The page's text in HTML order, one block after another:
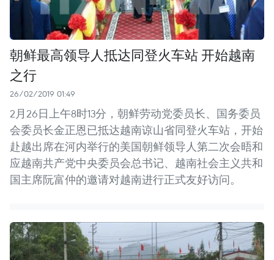
朝鲜最高领导人抵达同登火车站 开始越南
之行
26/02/2019 01:49
2月26日上午8时13分，朝鲜劳动党委员长、国务委员
会委员长金正恩已抵达越南谅山省同登火车站，开始
赴越出席在河内举行的美国朝鲜领导人第二次会晤和
应越南共产党中央委员会总书记、越南社会主义共和
国主席阮富仲的邀请对越南进行正式友好访问。